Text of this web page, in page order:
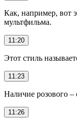
Как, например, вот
мультфильма.
11:20
Этот стиль
11:23
Наличие розового –
11:26